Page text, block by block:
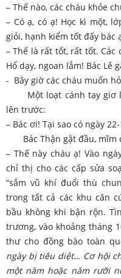
– Thế nào, các cháu khỏe
– Có ạ, có ạ! Học kì một,
giỏi, hạnh kiểm tốt đấy bác
– Thế là rất tốt, rất tốt.
Hổ dạy, ngoan lắm! Bác Lê
- Bây giờ các cháu muốn
Một loạt cánh tay giơ
lên trước:
– Bác ơi! Tại sao có ngày 22-
Bác Thận gật đầu, mĩm
– Thế này cháu ạ! Vào
chỉ thị cho các cấp sửa
“sắm vũ khí đuổi thù
trong tất cả các khu căn
bầu không khi bận rộn.
trương, vào khoảng tháng
thư cho đồng bào toàn
ngày bị tiêu diệt… Cơ hội
một năm hoặc năm rưỡi